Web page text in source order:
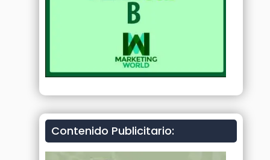
Contenido Publicitario: